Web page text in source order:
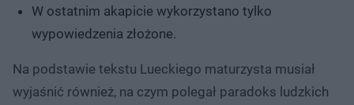
W ostatnim akapicie wykorzystano tylko
wypowiedzenia złożone.
Na podstawie tekstu Lueckiego maturzysta musiał
wyjaśnić również, na czym polegał paradoks ludzkich